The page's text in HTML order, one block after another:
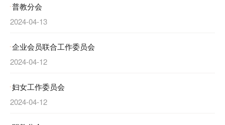
普教分会
2024-04-13
企业会员联合工作委员会
2024-04-12
妇女工作委员会
2024-04-12